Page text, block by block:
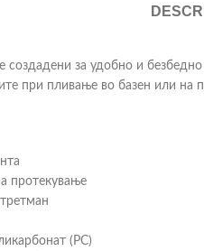
создадени за удобно и
при пливање во базен или на
протекување
(PC)